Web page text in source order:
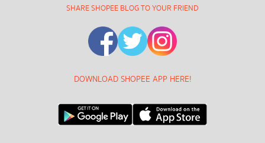
SHARE SHOPEE BLOG TO YOUR FRIEND
DOWNLOAD SHOPEE APP HERE!